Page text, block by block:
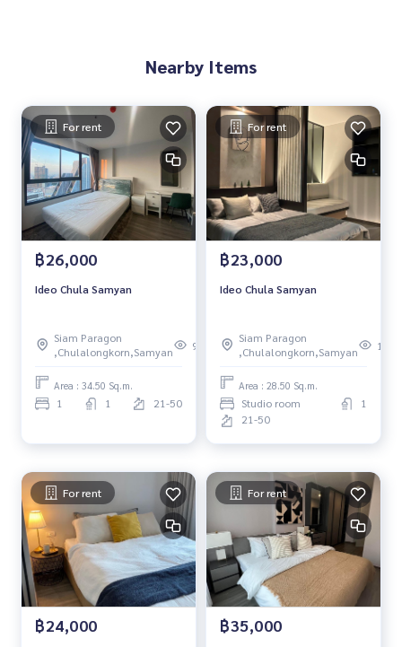
Nearby Items
For rent
฿26,000
Ideo Chula Samyan
Siam Paragon
,Chulalongkorn,Samyan
99
Area : 34.50 Sq.m.
1 1 21-50
For rent
฿23,000
Ideo Chula Samyan
Siam Paragon
,Chulalongkorn,Samyan
196
Area : 28.50 Sq.m.
Studio room
1
21-50
For rent
฿24,000
For rent
฿35,000